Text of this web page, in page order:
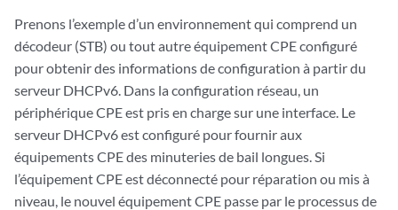
Prenons l’exemple d’un environnement qui comprend un
décodeur (STB) ou tout autre équipement CPE configuré
pour obtenir des informations de configuration à partir du
serveur DHCPv6. Dans la configuration réseau, un
périphérique CPE est pris en charge sur une interface. Le
serveur DHCPv6 est configuré pour fournir aux
équipements CPE des minuteries de bail longues. Si
l’équipement CPE est déconnecté pour réparation ou mis à
niveau, le nouvel équipement CPE passe par le processus de